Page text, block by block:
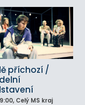
příchozí /
, Celý MS kraj